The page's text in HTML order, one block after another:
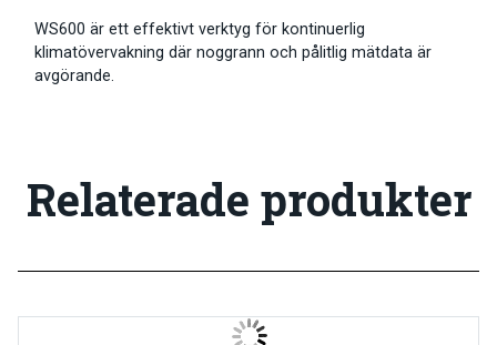
WS600 är ett effektivt verktyg för kontinuerlig
klimatövervakning där noggrann och pålitlig mätdata är
avgörande.
Relaterade produkter